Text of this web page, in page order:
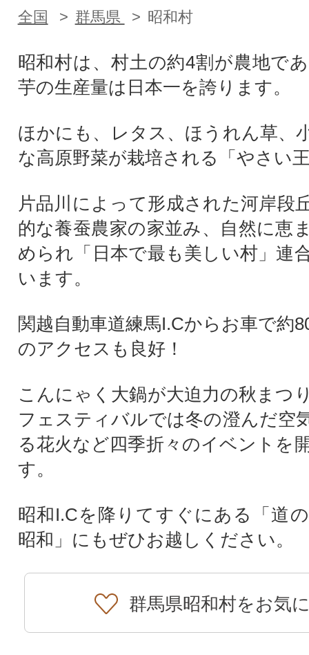
全国 群馬県 昭和村
昭和村は、村土の約4割が農地で
芋の生産量は日本一を誇ります。
ほかにも、レタス、ほうれん草、
な高原野菜が栽培される「やさい
片品川によって形成された河岸段
的な養蚕農家の家並み、自然に恵
められ「日本で最も美しい村」連
います。
関越自動車道練馬I.Cからお車で約
のアクセスも良好！
こんにゃく大鍋が大迫力の秋まつ
フェスティバルでは冬の澄んだ空
る花火など四季折々のイベントを
す。
昭和I.Cを降りてすぐにある「道
昭和」にもぜひお越しください。
群馬県昭和村をお気